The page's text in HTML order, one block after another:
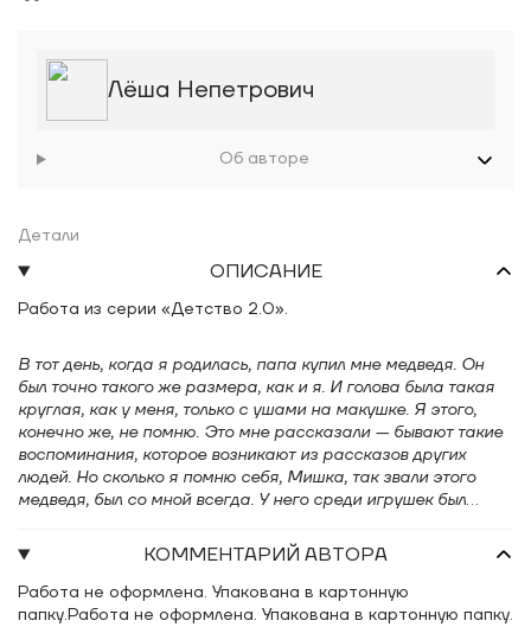
Лёша Непетрович
Об авторе
Детали
ОПИСАНИЕ
Работа из серии «Детство 2.0».
В тот день, когда я родилась, папа купил мне медведя. Он
был точно такого же размера, как и я. И голова была такая
круглая, как у меня, только с ушами на макушке. Я этого,
конечно же, не помню. Это мне рассказали — бывают такие
воспоминания, которое возникают из рассказов других
людей. Но сколько я помню себя, Мишка, так звали этого
медведя, был со мной всегда. У него среди игрушек был
был директором школы, если в больницу, то главврачом. Все
детство он провел со мной, спали мы вместе. Я даже свой
первый поцелуй на нём испробовала...
КОММЕНТАРИЙ АВТОРА
Работа не оформлена. Упакована в картонную
папку.Работа не оформлена. Упакована в картонную папку.